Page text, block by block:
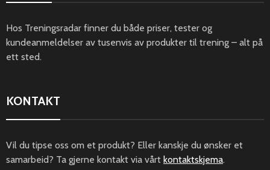
Hos Treningsradar finner du både priser, tester og
kundeanmeldelser av tusenvis av produkter til trening – alt på
ett sted.
KONTAKT
Vil du tipse oss om et produkt? Eller kanskje du ønsker et
samarbeid? Ta gjerne kontakt via vårt kontaktskjema.